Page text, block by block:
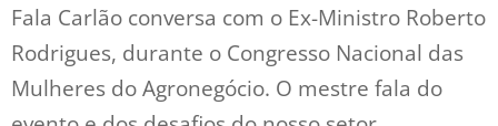
Fala Carlão conversa com o Ex-Ministro Roberto
Rodrigues, durante o Congresso Nacional das
Mulheres do Agronegócio. O mestre fala do